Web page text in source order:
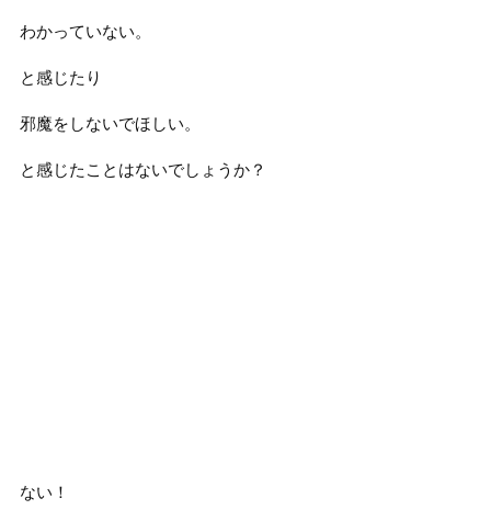
わかっていない。
と感じたり
邪魔をしないでほしい。
と感じたことはないでしょうか？
ない！